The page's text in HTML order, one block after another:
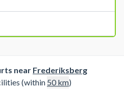
near Frederiksberg
(within 50km)